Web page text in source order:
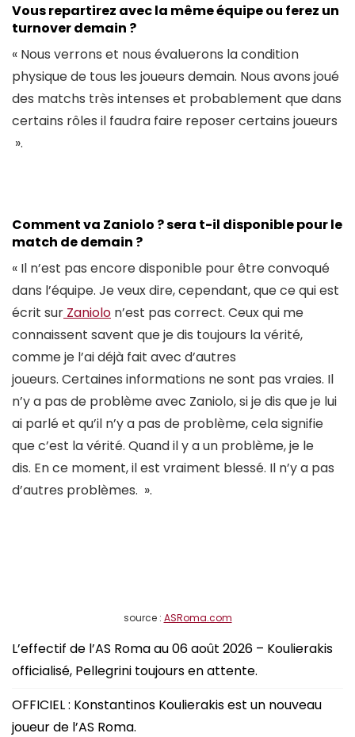
Vous repartirez avec la même équipe ou ferez un
turnover demain ?
« Nous verrons et nous évaluerons la condition
physique de tous les joueurs demain. Nous avons joué
des matchs très intenses et probablement que dans
certains rôles il faudra faire reposer certains joueurs
».
Comment va Zaniolo ? sera t-il disponible pour le
match de demain ?
« Il n’est pas encore disponible pour être convoqué
dans l’équipe. Je veux dire, cependant, que ce qui est
écrit sur Zaniolo n’est pas correct. Ceux qui me
connaissent savent que je dis toujours la vérité,
comme je l’ai déjà fait avec d’autres
joueurs. Certaines informations ne sont pas vraies. Il
n’y a pas de problème avec Zaniolo, si je dis que je lui
ai parlé et qu’il n’y a pas de problème, cela signifie
que c’est la vérité. Quand il y a un problème, je le
dis. En ce moment, il est vraiment blessé. Il n’y a pas
d’autres problèmes. ».
source : ASRoma.com
L’effectif de l’AS Roma au 06 août 2026 – Koulierakis
officialisé, Pellegrini toujours en attente.
OFFICIEL : Konstantinos Koulierakis est un nouveau
joueur de l’AS Roma.